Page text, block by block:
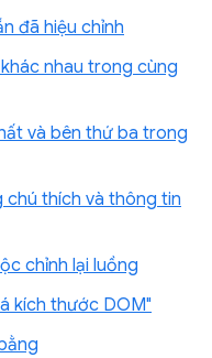
đã hiệu chỉnh
nhau trong cùng
và bên thứ ba trong
thích và thông tin
chỉnh lại luồng
kích thước DOM"